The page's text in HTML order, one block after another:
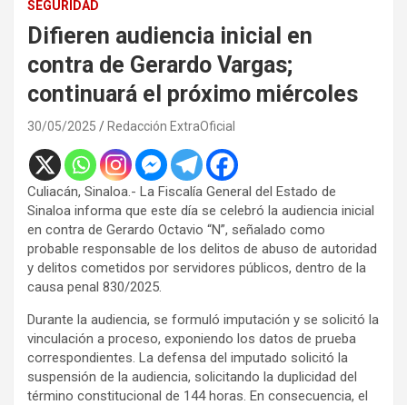
SEGURIDAD
Difieren audiencia inicial en
contra de Gerardo Vargas;
continuará el próximo miércoles
30/05/2025 Redacción ExtraOficial
Culiacán, Sinaloa.- La Fiscalía General del Estado de
Sinaloa informa que este día se celebró la audiencia inicial
en contra de Gerardo Octavio “N”, señalado como
probable responsable de los delitos de abuso de autoridad
y delitos cometidos por servidores públicos, dentro de la
causa penal 830/2025.
Durante la audiencia, se formuló imputación y se solicitó la
vinculación a proceso, exponiendo los datos de prueba
correspondientes. La defensa del imputado solicitó la
suspensión de la audiencia, solicitando la duplicidad del
término constitucional de 144 horas. En consecuencia, el